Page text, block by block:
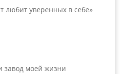
любит уверенных в себе»
завод моей жизни